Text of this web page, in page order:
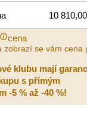
10
cena
zobrazí se vám cena
klubu mají
s přímým
-5 % až -40 %!